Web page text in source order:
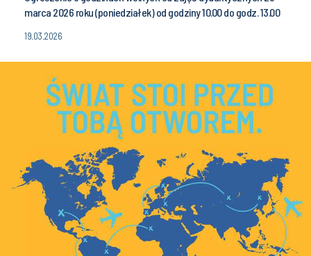
marca 2026 roku (poniedziałek) od godziny 10.00 do godz. 13.00
19.03.2026